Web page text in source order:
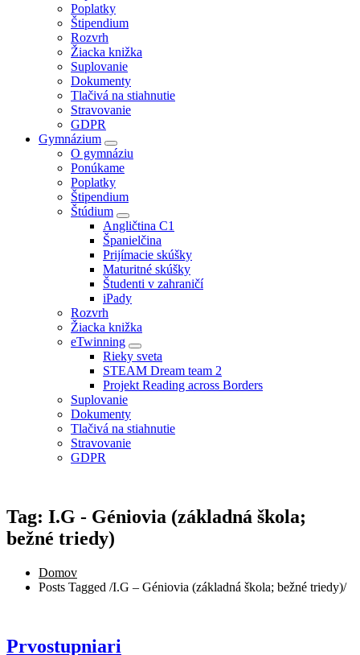
Poplatky
Štipendium
Rozvrh
Žiacka knižka
Suplovanie
Dokumenty
Tlačivá na stiahnutie
Stravovanie
GDPR
Gymnázium
O gymnáziu
Ponúkame
Poplatky
Štipendium
Štúdium
Angličtina C1
Španielčina
Prijímacie skúšky
Maturitné skúšky
Študenti v zahraničí
iPady
Rozvrh
Žiacka knižka
eTwinning
Rieky sveta
STEAM Dream team 2
Projekt Reading across Borders
Suplovanie
Dokumenty
Tlačivá na stiahnutie
Stravovanie
GDPR
Tag: I.G - Géniovia (základná škola;
bežné triedy)
Domov
Posts Tagged /I.G – Géniovia (základná škola; bežné triedy)/
Prvostupniari